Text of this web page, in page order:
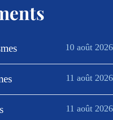
10 août 2026
11 août 2026
11 août 2026